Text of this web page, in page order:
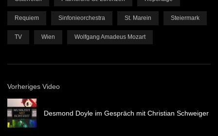
Requiem Sinfonieorchestra St. Marein Steiermark
TV Wien Wolfgang Amadeus Mozart
Vorheriges Video
Desmond Doyle im Gespräch mit Christian Schweiger